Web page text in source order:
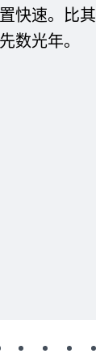
快速。比其
数光年。